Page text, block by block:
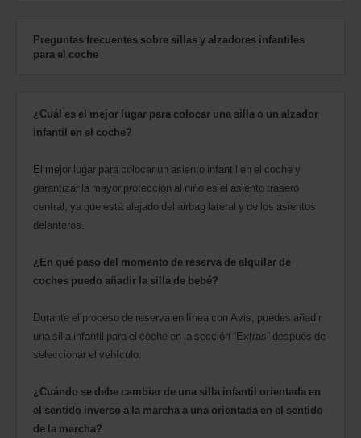
Preguntas frecuentes sobre sillas y alzadores infantiles
para el coche
¿Cuál es el mejor lugar para colocar una silla o un alzador
infantil en el coche?
El mejor lugar para colocar un asiento infantil en el coche y
garantizar la mayor protección al niño es el asiento trasero
central, ya que está alejado del airbag lateral y de los asientos
delanteros.
¿En qué paso del momento de reserva de alquiler de
coches puedo añadir la silla de bebé?
Durante el proceso de reserva en línea con Avis, puedes añadir
una silla infantil para el coche en la sección “Extras” después de
seleccionar el vehículo.
¿Cuándo se debe cambiar de una silla infantil orientada en
el sentido inverso a la marcha a una orientada en el sentido
de la marcha?